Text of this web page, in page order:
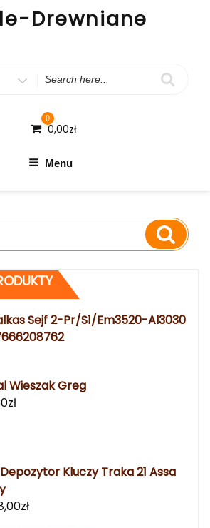
Drewniane
0
0,00zł
Menu
Search
Sejf 2-Pr/S1/Em3520-Al3030
Wieszak Greg
zł
Kluczy Traka 21 Assa
zł